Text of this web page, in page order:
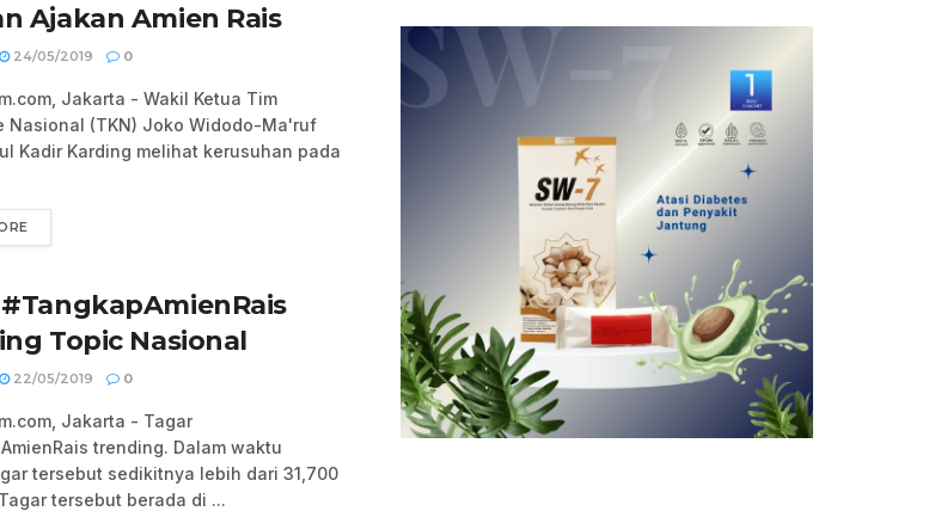
Ajakan Amien Rais
24/05/2019 0
Jakarta - Wakil Ketua Tim
Nasional (TKN) Joko Widodo-Ma'ruf
Kadir Karding melihat kerusuhan pada
Topic Nasional
22/05/2019 0
Jakarta - Tagar
trending. Dalam waktu
tersebut sedikitnya lebih dari 31,700
tersebut berada di ...